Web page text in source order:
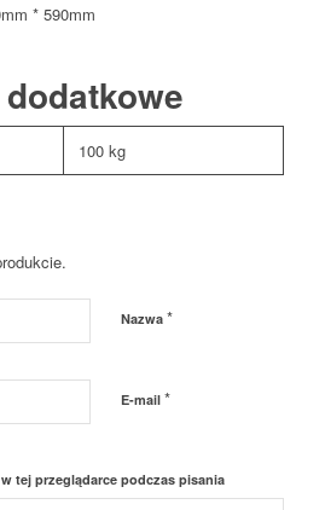
* 590mm
100 kg
Nazwa *
E-mail *
tej przeglądarce podczas pisania